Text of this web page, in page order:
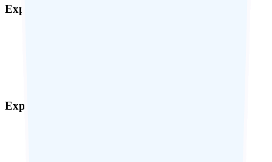
Expertise locale
Expérience sur-mesure